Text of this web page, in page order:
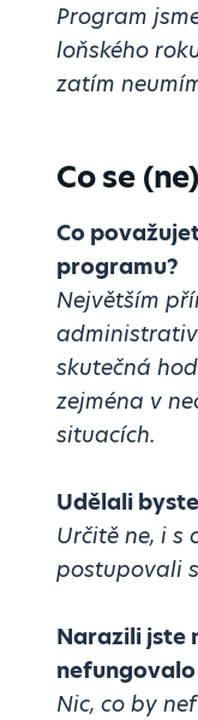
Program
loňského
zatím
Co se
Co
programu?
Největším
skutečná
zejména v
situacích.
Udělali
Určitě ne, i s
postupovali
Narazili jste
Nic, co by